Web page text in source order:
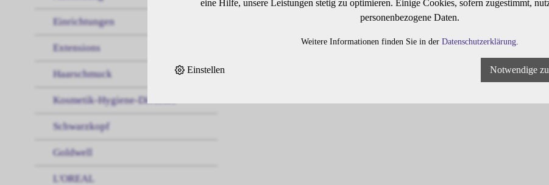
Einrichtungen
Extensions
Haarschmuck
Kosmetik-Hygiene-Diverses
Schwarzkopf
Goldwell
L'OREAL
eine Hilfe, unsere Leistungen stetig zu optimieren. Einige Cookies, sofern zugestimmt,
personenbezogene Daten.
Weitere Informationen finden Sie in der Datenschutzerklärung.
Einstellen Notwendige